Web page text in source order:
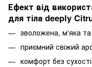
Ефект від
для тіла deeply
зволожена, м'яка та
приємний свіжий
комфорт без